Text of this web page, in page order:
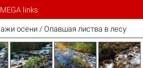
MEGA links
осени / Опавшая листва в лесу